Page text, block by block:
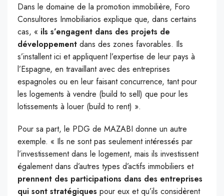
Dans le domaine de la promotion immobilière, Foro
Consultores Inmobiliarios explique que, dans certains
cas, « ils s’engagent dans des projets de
développement dans des zones favorables. Ils
s’installent ici et appliquent l’expertise de leur pays à
l’Espagne, en travaillant avec des entreprises
espagnoles ou en leur faisant concurrence, tant pour
les logements à vendre (build to sell) que pour les
lotissements à louer (build to rent) ».
Pour sa part, le PDG de MAZABI donne un autre
exemple. « Ils ne sont pas seulement intéressés par
l’investissement dans le logement, mais ils investissent
également dans d’autres types d’actifs immobiliers et
prennent des participations dans des entreprises
qui sont stratégiques pour eux et qu’ils considèrent